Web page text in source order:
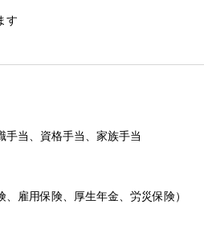
す
手当、資格手当、家族手当
雇用保険、厚生年金、労災保険）